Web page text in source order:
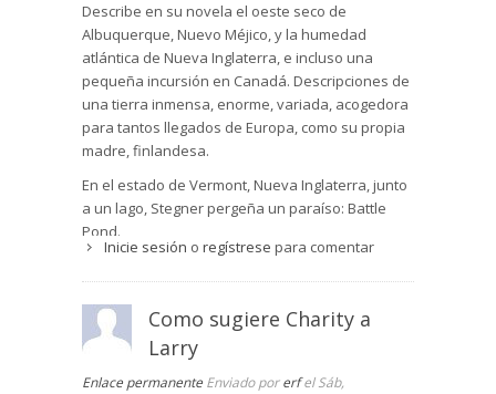
Describe en su novela el oeste seco de
Albuquerque, Nuevo Méjico, y la humedad
atlántica de Nueva Inglaterra, e incluso una
pequeña incursión en Canadá. Descripciones de
una tierra inmensa, enorme, variada, acogedora
para tantos llegados de Europa, como su propia
madre, finlandesa.
En el estado de Vermont, Nueva Inglaterra, junto
a un lago, Stegner pergeña un paraíso: Battle
Pond.
matriarcado, conquista el corazón el joven Sid
Lang, heredero rebelde de un magnate de las
finanzas. Larry se enfrenta a su destino
empresarial y decide dedicarse a la poesía.
Stegner recrea a un joven cuyo carácter débil a
Inicie sesión o regístrese para comentar
Como sugiere Charity a
Larry
Enlace permanente Enviado porerfel Sáb,